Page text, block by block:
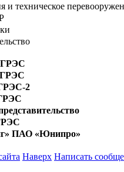
и техническое
ГРЭС
ГРЭС
2
ПАО «Юнипро»
Наверх Написать